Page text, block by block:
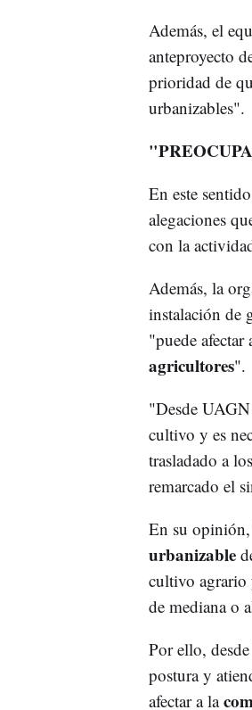
Además, el
anteproyecto
prioridad de
urbanizables".
En este
alegaciones
con la
Además, la
instalación de
"puede afectar
agricultores".
"Desde UAGN
cultivo y es
trasladado a
remarcado el
En su opinión,
urbanizable
cultivo agrario
de mediana o
Por ello,
postura y
afectar a la